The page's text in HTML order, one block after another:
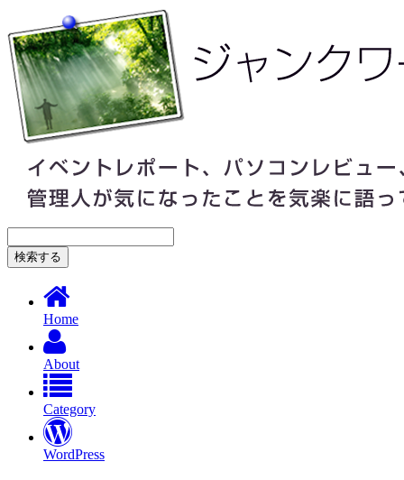
Home
About
Category
WordPress